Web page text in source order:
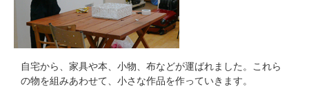
自宅から、家具や本、小物、布などが運ばれました。これら
の物を組みあわせて、小さな作品を作っていきます。